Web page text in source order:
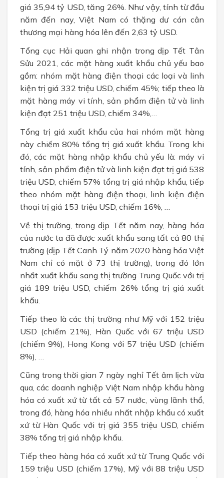
giá 35,94 tỷ USD, tăng 26%. Như vậy, tính từ đầu
năm đến nay, Việt Nam có thặng dư cán cân
thương mại hàng hóa lên đến 2,63 tỷ USD.
Tổng cục Hải quan ghi nhận trong dịp Tết Tân
Sửu 2021, các mặt hàng xuất khẩu chủ yếu bao
gồm: nhóm mặt hàng điện thoại các loại và linh
kiện trị giá 332 triệu USD, chiếm 45%; tiếp theo là
mặt hàng máy vi tính, sản phẩm điện tử và linh
kiện đạt 251 triệu USD, chiếm 34%,…
Tổng trị giá xuất khẩu của hai nhóm mặt hàng
này chiếm 80% tổng trị giá xuất khẩu. Trong khi
đó, các mặt hàng nhập khẩu chủ yếu là: máy vi
tính, sản phẩm điện tử và linh kiện đạt trị giá 538
triệu USD, chiếm 57% tổng trị giá nhập khẩu, tiếp
theo nhóm mặt hàng điện thoại, linh kiện điện
thoại trị giá 153 triệu USD, chiếm 16%, …
Về thị trường, trong dịp Tết năm nay, hàng hóa
của nước ta đã được xuất khẩu sang tất cả 80 thị
trường (dịp Tết Canh Tý năm 2020 hàng hóa Việt
Nam chỉ có mặt ở 73 thị trường), trong đó lớn
nhất xuất khẩu sang thị trường Trung Quốc với trị
giá 189 triệu USD, chiếm 26% tổng trị giá xuất
khẩu.
Tiếp theo là các thị trường như Mỹ với 152 triệu
USD (chiếm 21%), Hàn Quốc với 67 triệu USD
(chiếm 9%), Hong Kong với 57 triệu USD (chiếm
8%), …
Cũng trong thời gian 7 ngày nghỉ Tết âm lịch vừa
qua, các doanh nghiệp Việt Nam nhập khẩu hàng
hóa có xuất xứ từ tất cả 57 nước, vùng lãnh thổ,
trong đó, hàng hóa nhiều nhất nhập khẩu có xuất
xứ từ Hàn Quốc với trị giá 355 triệu USD, chiếm
38% tổng trị giá nhập khẩu.
Tiếp theo hàng hóa có xuất xứ từ Trung Quốc với
159 triệu USD (chiếm 17%), Mỹ với 88 triệu USD